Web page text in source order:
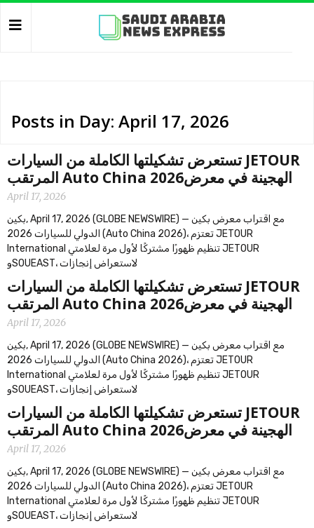
Posts in Day: April 17, 2026
‫JETOUR تستعرض تشكيلتها الكاملة من السيارات
الهجينة في معرضAuto China 2026 المرتقب
April 17, 2026
بكين, April 17, 2026 (GLOBE NEWSWIRE) — مع اقتراب معرض بكين
الدولي للسيارات 2026 (Auto China 2026)، تعتزم JETOUR
International تنظيم ظهورًا مشتركًا لأول مرة لعلامتي JETOUR
وSOUEAST، لاستعراض إنجازات
‫JETOUR تستعرض تشكيلتها الكاملة من السيارات
الهجينة في معرضAuto China 2026 المرتقب
April 17, 2026
بكين, April 17, 2026 (GLOBE NEWSWIRE) — مع اقتراب معرض بكين
الدولي للسيارات 2026 (Auto China 2026)، تعتزم JETOUR
International تنظيم ظهورًا مشتركًا لأول مرة لعلامتي JETOUR
وSOUEAST، لاستعراض إنجازات
‫JETOUR تستعرض تشكيلتها الكاملة من السيارات
الهجينة في معرضAuto China 2026 المرتقب
April 17, 2026
بكين, April 17, 2026 (GLOBE NEWSWIRE) — مع اقتراب معرض بكين
الدولي للسيارات 2026 (Auto China 2026)، تعتزم JETOUR
International تنظيم ظهورًا مشتركًا لأول مرة لعلامتي JETOUR
وSOUEAST، لاستعراض إنجازات